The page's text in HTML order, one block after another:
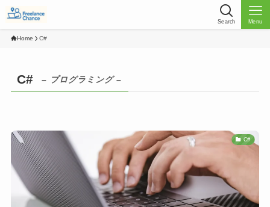
Search Menu
Home C#
C# – プログラミング –
C#